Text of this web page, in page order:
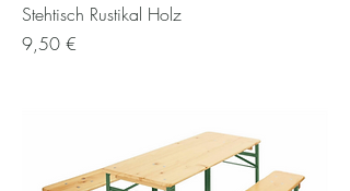
Stehtisch Rustikal Holz
Preis
9,50 €